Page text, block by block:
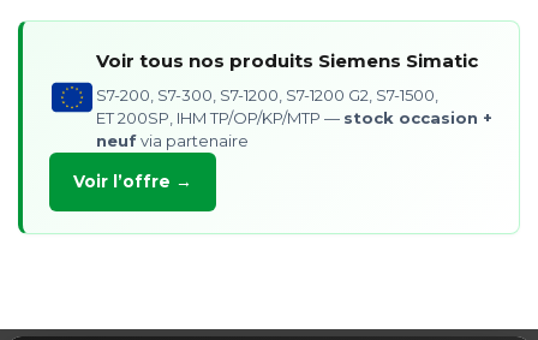
Voir tous nos produits Siemens Simatic
S7-200, S7-300, S7-1200, S7-1200 G2, S7-1500,
ET 200SP, IHM TP/OP/KP/MTP — stock occasion +
neufvia partenaire
Voir l’offre →